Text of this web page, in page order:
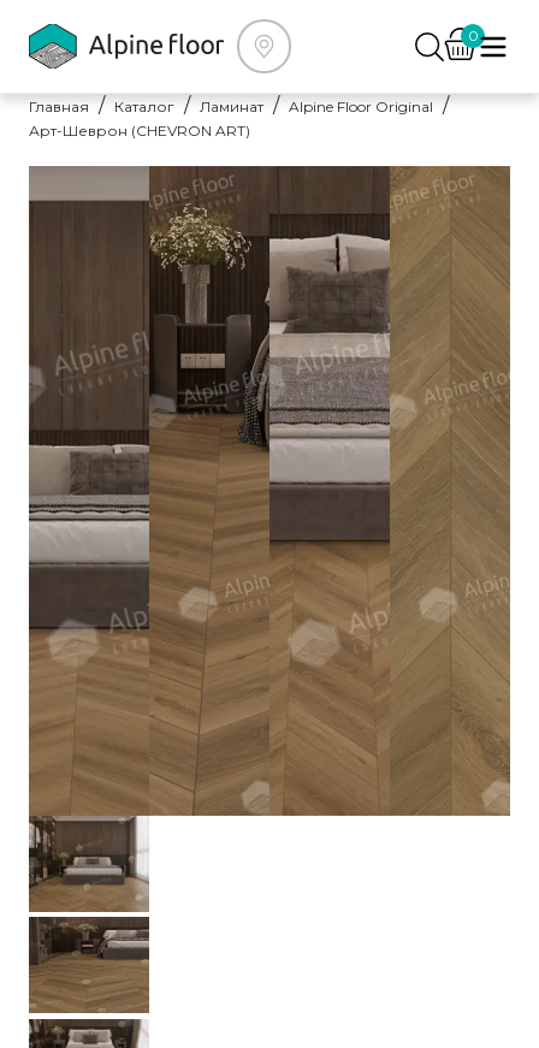
0
Главная Каталог Ламинат
Alpine Floor Original
Арт-Шеврон (CHEVRON ART)